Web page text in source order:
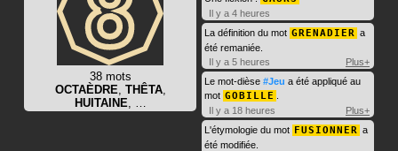
38 mots
OCTAÈDRE, THÊTA,
HUITAINE, …
Il y a 4 heures
La définition du mot GRENADIER a
été remaniée.
Il y a 5 heures
Plus+
Le mot-dièse #Jeu a été appliqué au
mot GOBILLE
Il y a 18 heures
Plus+
L'étymologie du mot FUSIONNER a
été modifiée.